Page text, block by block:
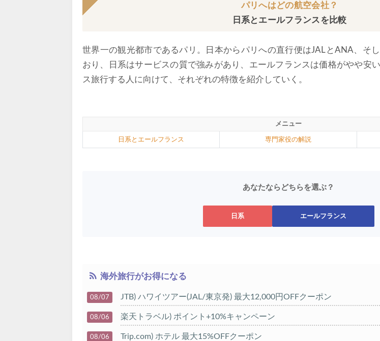
パリへはどの航空会社？
日系とエールフランスを比較
世界一の観光都市であるパリ。日本からパリへの直行便はJALとANA、そ
おり、日系はサービスの質で強みがあり、エールフランスは価格がやや安
ス旅行する人に向けて、それぞれの特徴を紹介していく。
メニュー
日系とエールフランス 専門家役の解説
あなたならどちらを選ぶ？
日系 エールフランス
海外旅行がお得になる
08/07 JTB) ハワイツアー(JAL/東京発) 最大12,000円OFFクーポン
08/06 楽天トラベル) ポイント+10%キャンペーン
08/06 Trip.com) ホテル 最大15%OFFクーポン